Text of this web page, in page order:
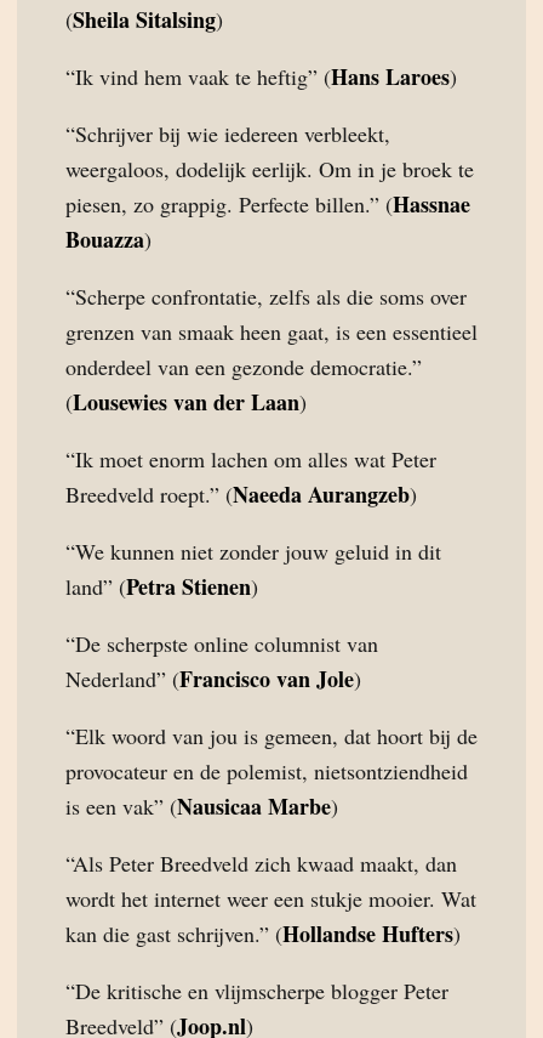
(Sheila Sitalsing)
“Ik vind hem vaak te heftig” (Hans Laroes)
“Schrijver bij wie iedereen verbleekt,
weergaloos, dodelijk eerlijk. Om in je broek te
piesen, zo grappig. Perfecte billen.” (Hassnae
Bouazza)
“Scherpe confrontatie, zelfs als die soms over
grenzen van smaak heen gaat, is een essentieel
onderdeel van een gezonde democratie.”
(Lousewies van der Laan)
“Ik moet enorm lachen om alles wat Peter
Breedveld roept.” (Naeeda Aurangzeb)
“We kunnen niet zonder jouw geluid in dit
land” (Petra Stienen)
“De scherpste online columnist van
Nederland” (Francisco van Jole)
“Elk woord van jou is gemeen, dat hoort bij de
provocateur en de polemist, nietsontziendheid
is een vak” (Nausicaa Marbe)
“Als Peter Breedveld zich kwaad maakt, dan
wordt het internet weer een stukje mooier. Wat
kan die gast schrijven.” (Hollandse Hufters)
“De kritische en vlijmscherpe blogger Peter
Breedveld” (Joop.nl)